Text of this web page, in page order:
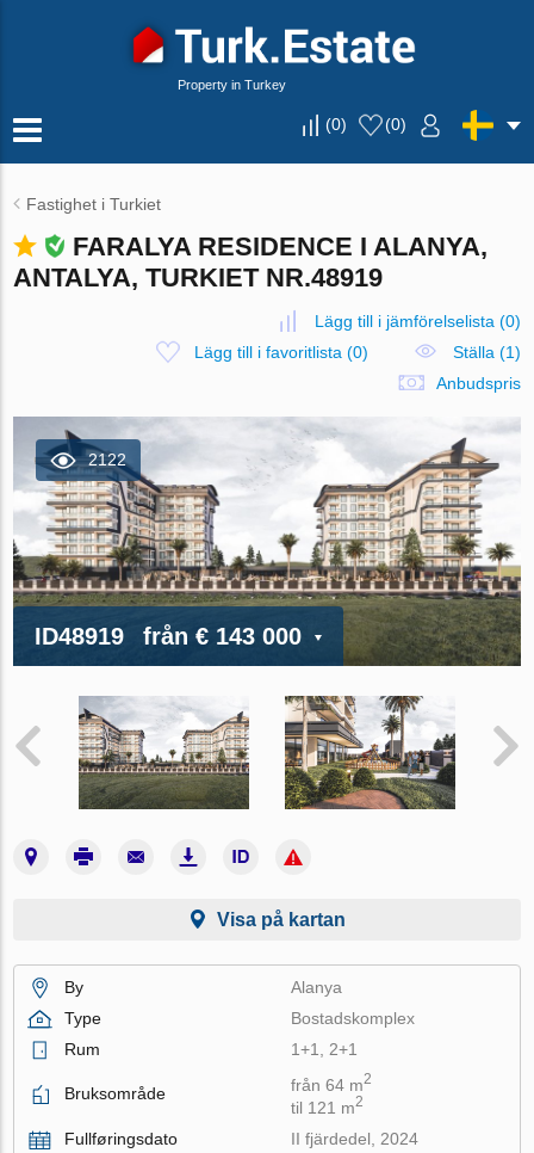
Property in Turkey
(0) (0)
Fastighet i Turkiet
FARALYA RESIDENCE I ALANYA,
ANTALYA, TURKIET NR.48919
Lägg till i jämförelselista (0)
Lägg till i favoritlista (0)
Ställa (1)
Anbudspris
2122
ID48919 från € 143 000
Visa på kartan
By
Alanya
Type
Bostadskomplex
Rum
1+1, 2+1
Bruksområde från 64 m2
til 121 m2
Fullføringsdato II fjärdedel, 2024